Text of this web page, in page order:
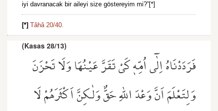
iyi davranacak bir aileyi size göstereyim mi?”[*]
[*] Tâhâ 20/40.
(Kasas 28/13)
فَرَدَدْنَاهُ اِلٰٓى اُمِّه۪ كَيْ تَقَرَّ عَيْنُهَا وَلَا تَحْزَنَ
وَلِتَعْلَمَ اَنَّ وَعْدَ اللّٰهِ حَقٌّ وَلٰكِنَّ اَكْثَرَهُمْ لَا